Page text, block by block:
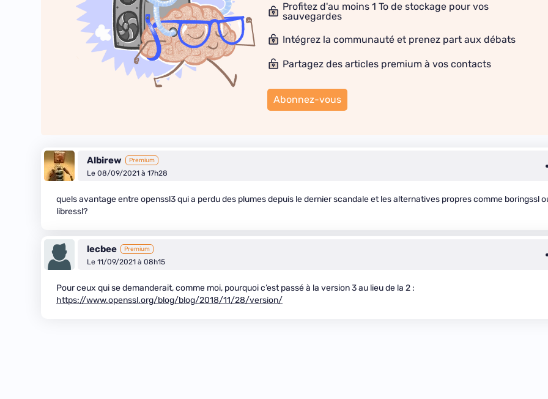
Profitez d'au moins 1 To de stockage pour vos
sauvegardes
Intégrez la communauté et prenez part aux débats
Partagez des articles premium à vos contacts
Abonnez-vous
Albirew Premium
Le 08/09/2021 à 17h28
quels avantage entre openssl3 qui a perdu des plumes depuis le dernier scandale et les alternatives propres comme boringssl
libressl?
lecbee Premium
Le 11/09/2021 à 08h15
Pour ceux qui se demanderait, comme moi, pourquoi c’est passé à la version 3 au lieu de la 2 :
https://www.openssl.org/blog/blog/2018/11/28/version/